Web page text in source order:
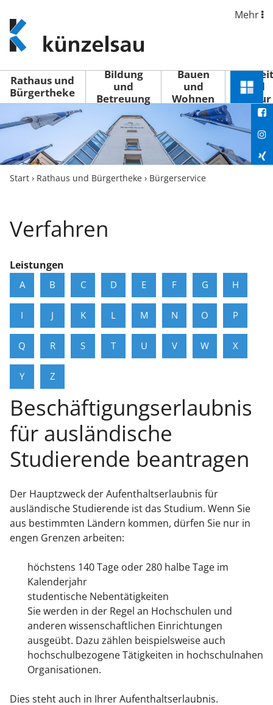
www.kuenzelsau.de
(zur
Startseite)
Mehr
Rathaus und
Bürgertheke
Bildung
und
Betreuung
Bauen
und
Wohnen
Freizeit
und
Kultur
Menü
Start › Rathaus und Bürgertheke › Bürgerservice
Verfahren
Leistungen
A B C D E F G H
I J K L M N O P
Q R S T U V W X
Y Z
Beschäftigungserlaubnis
für ausländische
Studierende beantragen
Der Hauptzweck der Aufenthaltserlaubnis für
ausländische Studierende ist das Studium. Wenn Sie
aus bestimmten Ländern kommen, dürfen Sie nur in
engen Grenzen arbeiten:
höchstens 140 Tage oder 280 halbe Tage im
Kalenderjahr
studentische Nebentätigkeiten
Sie werden in der Regel an Hochschulen und
anderen wissenschaftlichen Einrichtungen
ausgeübt. Dazu zählen beispielsweise auch
hochschulbezogene Tätigkeiten in hochschulnahen
Organisationen.
Dies steht auch in Ihrer Aufenthaltserlaubnis.